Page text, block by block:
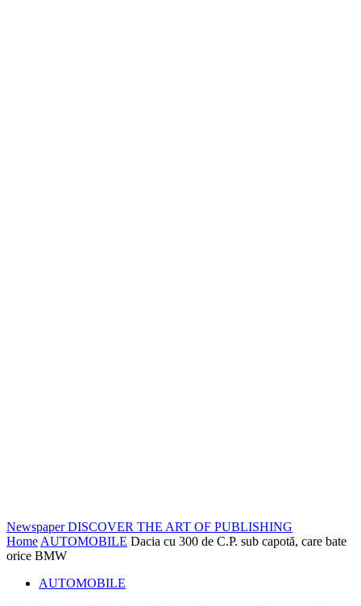
Newspaper DISCOVER THE ART OF PUBLISHING
Home AUTOMOBILE Dacia cu 300 de C.P. sub capotă, care bate
orice BMW
AUTOMOBILE